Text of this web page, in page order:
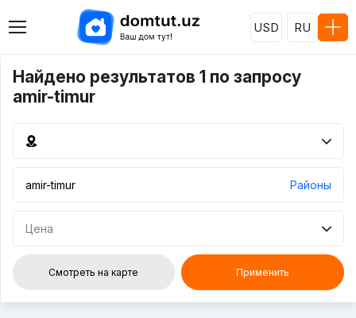
USD RU
Найдено результатов 1 по запросу
amir-timur
Районы
Цена
Смотреть на карте Применить